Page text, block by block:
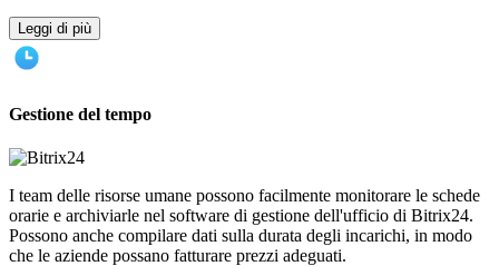
Leggi di più
Gestione del tempo
I team delle risorse umane possono facilmente monitorare le schede
orarie e archiviarle nel software di gestione dell'ufficio di Bitrix24.
Possono anche compilare dati sulla durata degli incarichi, in modo
che le aziende possano fatturare prezzi adeguati.